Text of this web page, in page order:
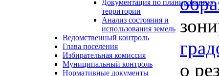
Документация по планированию
территории
Анализ состояния и
использования земель
Ведомственный контроль
Глава поселения
Избирательная комиссия
Муниципальный контроль
Нормативные документы
о